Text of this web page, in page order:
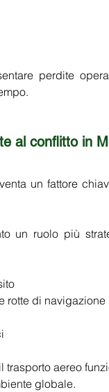
perdite
al conflitto in
un fattore
un ruolo più
rotte di navigazione
aereo
globale.